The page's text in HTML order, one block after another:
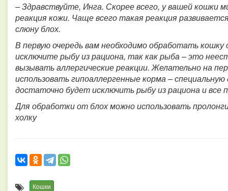
– Здравствуйте, Инга. Скорее всего, у вашей кошки
реакция кожи. Чаще всего такая реакция
слюну блох.
В первую очередь вам необходимо обработать
исключите рыбу из рациона, так как рыба – это
вызывать аллергические реакции. Желательно на
использовать гипоаллергенные корма –
достаточно будет исключить рыбу из рациона и все
Для обработки от блох можно использовать
холку
Кошки